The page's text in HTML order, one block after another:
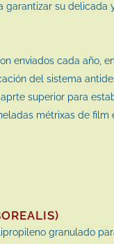
garantizar su delicada
enviados cada año,
del sistema
superior para
métrixas de film
granulado